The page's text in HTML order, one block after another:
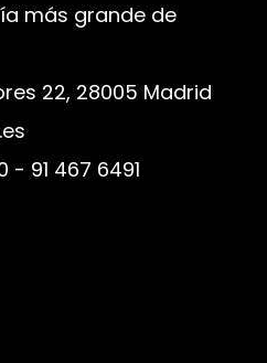
más grande de
22, 28005 Madrid
- 91 467 6491